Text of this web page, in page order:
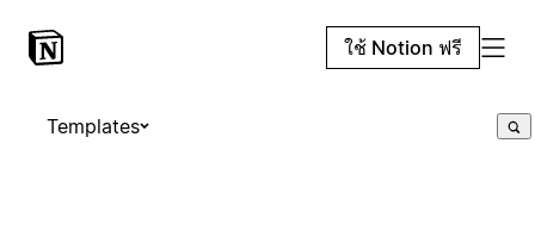
ใช้ Notion ฟรี
Templates